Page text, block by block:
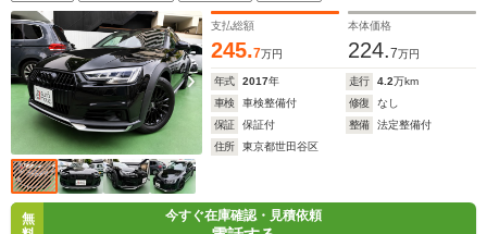
支払総額
245.7万円
本体価格
224.7万円
年式 2017年 走行 4.2万km
車検
車検整備付 修復
なし
保証
保証付 整備
法定整備付
住所
東京都世田谷区
無
今すぐ在庫確認・見積依頼